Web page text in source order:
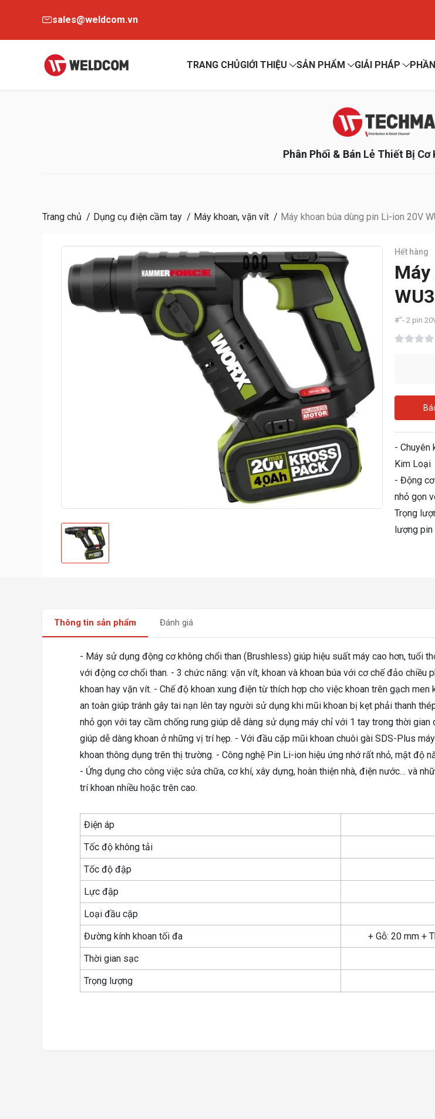
sales@weldcom.vn
TRANG CHỦGIỚI THIỆU SẢN PHẨM GIẢI PHÁP
Phân Phối & Bán Lẻ Thiết Bị Cơ
Trang chủ Dụng cụ điện cầm tay Máy khoan, vặn vít Máy khoan búa dùng pin Li-ion 20V
Hết hàng
#"- 2 pin
- Chuyên
Kim Loại
- Động
nhỏ gọn
Trọng
lượng pin
Thông tin sản phẩm Đánh giá
- Máy sử dụng động cơ không chổi than (Brushless) giúp hiệu suất máy cao hơn, tuổi
với động cơ chổi than. - 3 chức năng: vặn vít, khoan và khoan búa với cơ chế đảo chiều
khoan hay vặn vít. - Chế độ khoan xung điện từ thích hợp cho việc khoan trên gạch men
an toàn giúp tránh gây tai nạn lên tay người sử dụng khi mũi khoan bị kẹt phải thanh
nhỏ gọn với tay cầm chống rung giúp dễ dàng sử dụng máy chỉ với 1 tay trong thời gian
giúp dễ dàng khoan ở những vị trí hẹp. - Với đầu cặp mũi khoan chuôi gài SDS-Plus
khoan thông dụng trên thị trường. - Công nghệ Pin Li-ion hiệu ứng nhớ rất nhỏ, mật độ
- Ứng dụng cho công việc sửa chữa, cơ khí, xây dựng, hoàn thiện nhà, điện nước… và
trí khoan nhiều hoặc trên cao.
Điện áp
Tốc độ không tải
Tốc độ đập
Lực đập
Loại đầu cặp
Đường kính khoan tối đa
+ Gỗ: 20 mm +
Thời gian sạc
Trọng lượng